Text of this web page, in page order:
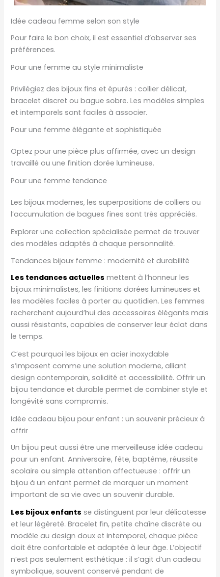
Idée cadeau femme selon son style
Pour faire le bon choix, il est essentiel d’observer ses
préférences.
Pour une femme au style minimaliste
Privilégiez des bijoux fins et épurés : collier délicat,
bracelet discret ou bague sobre. Les modèles simples
et intemporels sont faciles à associer.
Pour une femme élégante et sophistiquée
Optez pour une pièce plus affirmée, avec un design
travaillé ou une finition dorée lumineuse.
Pour une femme tendance
Les bijoux modernes, les superpositions de colliers ou
l’accumulation de bagues fines sont très appréciés.
Explorer une collection spécialisée permet de trouver
des modèles adaptés à chaque personnalité.
Tendances bijoux femme : modernité et durabilité
Les tendances actuelles mettent à l’honneur les
bijoux minimalistes, les finitions dorées lumineuses et
les modèles faciles à porter au quotidien. Les femmes
recherchent aujourd’hui des accessoires élégants mais
aussi résistants, capables de conserver leur éclat dans
le temps.
C’est pourquoi les bijoux en acier inoxydable
s’imposent comme une solution moderne, alliant
design contemporain, solidité et accessibilité. Offrir un
bijou tendance et durable permet de combiner style et
longévité sans compromis.
Idée cadeau bijou pour enfant : un souvenir précieux à
offrir
Un bijou peut aussi être une merveilleuse idée cadeau
pour un enfant. Anniversaire, fête, baptême, réussite
scolaire ou simple attention affectueuse : offrir un
bijou à un enfant permet de marquer un moment
important de sa vie avec un souvenir durable.
Les bijoux enfants se distinguent par leur délicatesse
et leur légèreté. Bracelet fin, petite chaîne discrète ou
modèle au design doux et intemporel, chaque pièce
doit être confortable et adaptée à leur âge. L’objectif
n’est pas seulement esthétique : il s’agit d’un cadeau
symbolique, souvent conservé pendant de